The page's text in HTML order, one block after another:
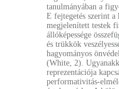
tanulmányában a
E fejtegetés szerint
megjelenített testek
állóképessége
és trükkök
hagyományos
(White, 2).
reprezentációja
performativitás-